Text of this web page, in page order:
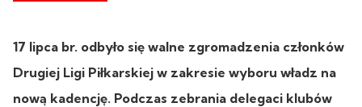
17 lipca br. odbyło się walne zgromadzenia członków
Drugiej Ligi Piłkarskiej w zakresie wyboru władz na
nową kadencję. Podczas zebrania delegaci klubów